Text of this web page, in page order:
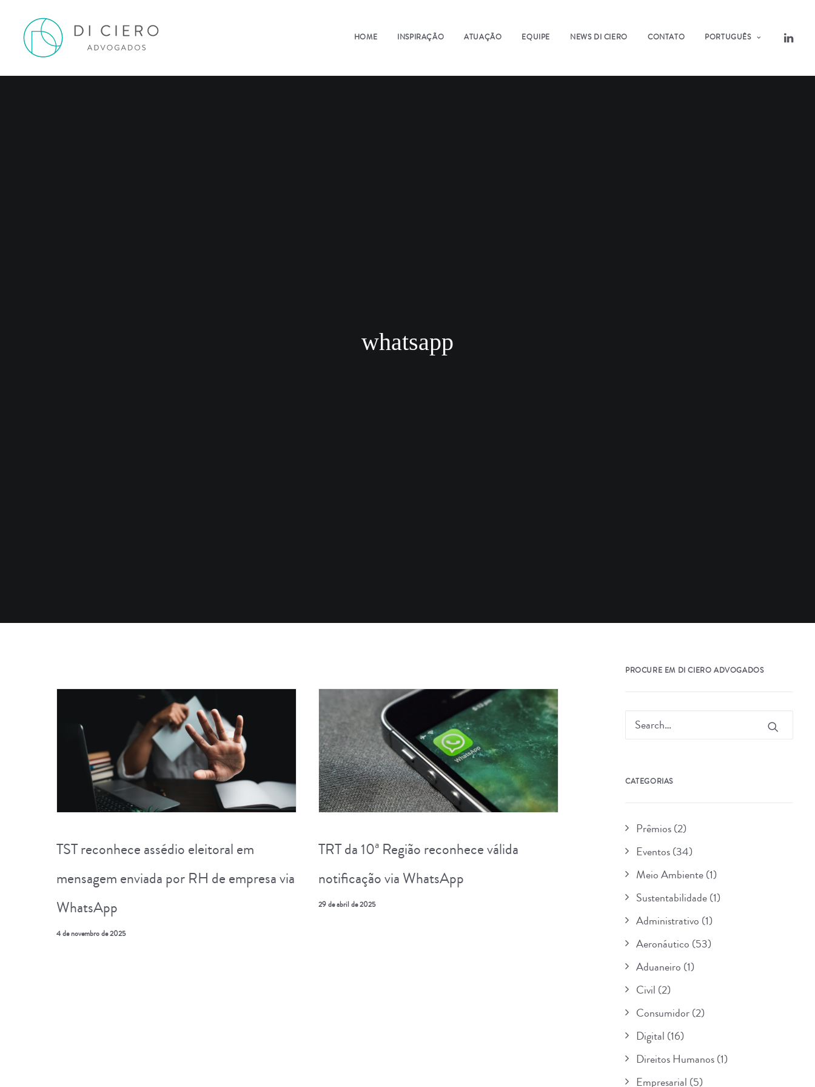
HOME INSPIRAÇÃO ATUAÇÃO EQUIPE NEWS DI CIERO CONTATO PORTUGUÊS
whatsapp
TST reconhece assédio eleitoral em
mensagem enviada por RH de empresa via
WhatsApp
4 de novembro de 2025
TRT da 10ª Região reconhece válida
notificação via WhatsApp
29 de abril de 2025
PROCURE EM DI CIERO ADVOGADOS
CATEGORIAS
Prêmios(2)
Eventos(34)
Meio Ambiente(1)
Sustentabilidade(1)
Administrativo (1)
Aeronáutico (53)
Aduaneiro (1)
Civil (2)
Consumidor(2)
Digital (16)
Direitos Humanos(1)
Empresarial (5)